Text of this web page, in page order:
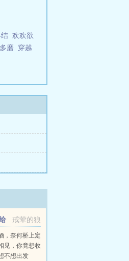
欢欢欲
磨
穿越
戒荤的狼
，奈何桥上定
见，你竟想收
不想出发